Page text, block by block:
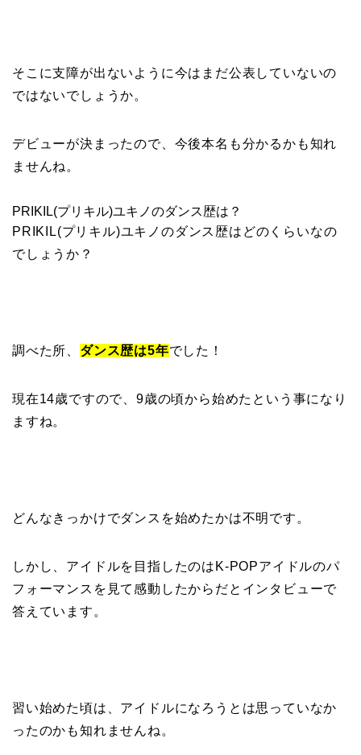
そこに支障が出ないように今はまだ公表していないの
ではないでしょうか。
デビューが決まったので、今後本名も分かるかも知れ
ませんね。
PRIKIL(プリキル)ユキノのダンス歴は？
PRIKIL(プリキル)ユキノのダンス歴はどのくらいなの
でしょうか？
調べた所、 ダンス歴は5年でした！
現在14歳ですので、9歳の頃から始めたという事になり
ますね。
どんなきっかけでダンスを始めたかは不明です。
しかし、アイドルを目指したのはK‐POPアイドルのパ
フォーマンスを見て感動したからだとインタビューで
答えています。
習い始めた頃は、アイドルになろうとは思っていなか
ったのかも知れませんね。